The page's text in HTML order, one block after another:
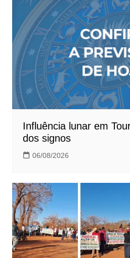
Influência lunar em
dos signos
06/08/2026